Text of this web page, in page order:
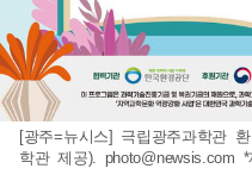
[광주=뉴시스] 극립광주과학관
학관 제공). photo@newsis.com